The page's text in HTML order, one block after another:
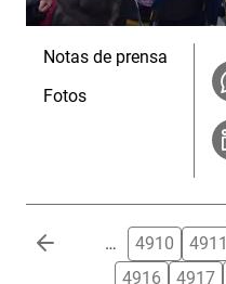
Notas de prensa
Fotos
Paginación … 4910 4911
4916
4917